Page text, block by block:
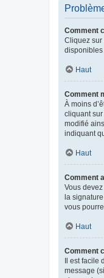
Comment
Cliquez sur
disponibles
Haut
Comment
À moins
cliquant
modifié
indiquant
Haut
Comment
Vous
la
vous
Haut
Comment
Il est
message